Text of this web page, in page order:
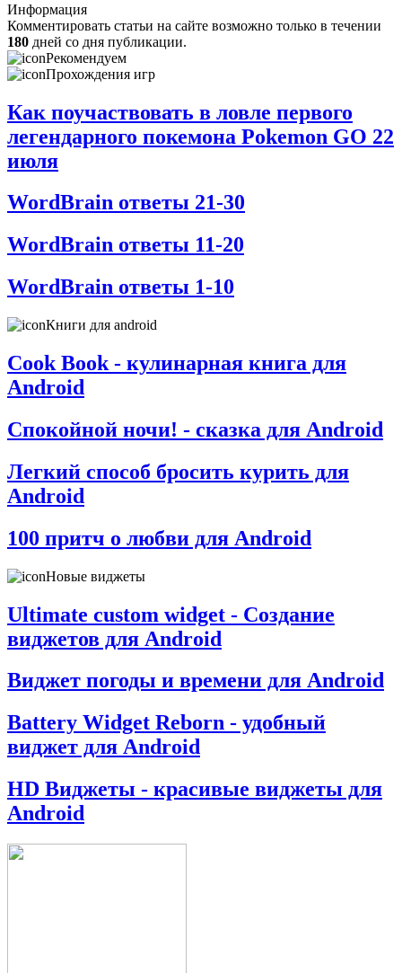
Информация
Комментировать статьи на сайте возможно только в течении
180 дней со дня публикации.
Рекомендуем
Прохождения игр
Как поучаствовать в ловле первого
легендарного покемона Pokemon GO 22
июля
WordBrain ответы 21-30
WordBrain ответы 11-20
WordBrain ответы 1-10
Книги для android
Cook Book - кулинарная книга для
Android
Спокойной ночи! - сказка для Android
Легкий способ бросить курить для
Android
100 притч о любви для Android
Новые виджеты
Ultimate custom widget - Создание
виджетов для Android
Виджет погоды и времени для Android
Battery Widget Reborn - удобный
виджет для Android
HD Виджеты - красивые виджеты для
Android